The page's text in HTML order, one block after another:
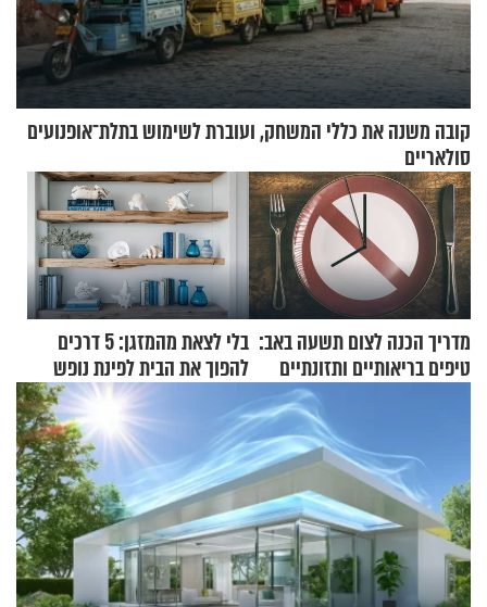
קובה משנה את כללי המשחק, ועוברת לשימוש בתלת־אופנועים
סולאריים
מדריך הכנה לצום תשעה באב:
טיפים בריאותיים ותזונתיים
בלי לצאת מהמזגן: 5 דרכים
להפוך את הבית לפינת נופש